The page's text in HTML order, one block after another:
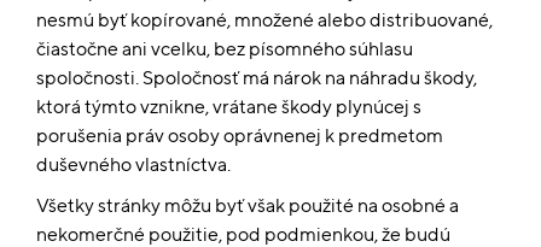
nesmú byť kopírované, množené alebo distribuované,
čiastočne ani vcelku, bez písomného súhlasu
spoločnosti. Spoločnosť má nárok na náhradu škody,
ktorá týmto vznikne, vrátane škody plynúcej s
porušenia práv osoby oprávnenej k predmetom
duševného vlastníctva.
Všetky stránky môžu byť však použité na osobné a
nekomerčné použitie, pod podmienkou, že budú